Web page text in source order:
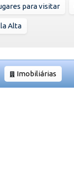
para visitar
Alta
Imobiliárias